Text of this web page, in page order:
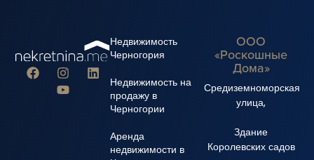
Недвижимость
Черногория
Недвижимость на
продажу в
Черногории
Аренда
недвижимости в
ООО
«Роскошные
Дома»
Средиземноморская
улица,
Здание
Королевских садов